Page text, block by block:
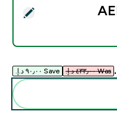
Was ٤٣٣٫٠٠ د.إ.‏‎ Save ٩٠٫٠٠ د.إ.‏‎